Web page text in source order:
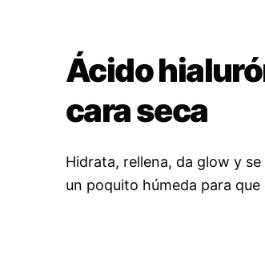
Ácido
cara seca
Hidrata, rellena, da glow y
un poquito húmeda para